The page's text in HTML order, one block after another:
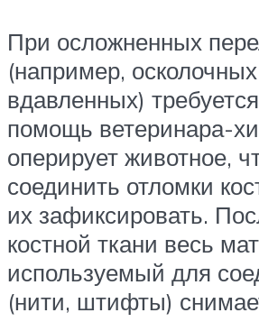
При осложненных
(например,
вдавленных)
помощь ветеринара-
оперирует животное,
соединить отломки
их зафиксировать.
костной ткани весь
используемый для
(нити, штифты)